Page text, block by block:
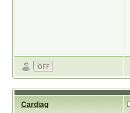
Cardiag